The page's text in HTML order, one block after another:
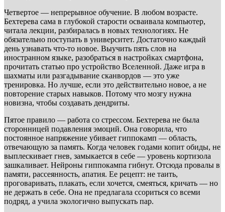
Четвертое — непрерывное обучение. В любом возрасте.
Бехтерева сама в глубокой старости осваивала компьютер,
читала лекции, разбиралась в новых технологиях. Не
обязательно поступать в университет. Достаточно каждый
день узнавать что-то новое. Выучить пять слов на
иностранном языке, разобраться в настройках смартфона,
прочитать статью про устройство Вселенной. Даже игра в
шахматы или разгадывание сканвордов — это уже
тренировка. Но лучше, если это действительно новое, а не
повторение старых навыков. Потому что мозгу нужна
новизна, чтобы создавать дендриты.
Пятое правило — работа со стрессом. Бехтерева не была
сторонницей подавления эмоций. Она говорила, что
постоянное напряжение убивает гиппокамп — область,
отвечающую за память. Когда человек годами копит обиды, не
выплескивает гнев, замыкается в себе — уровень кортизола
зашкаливает. Нейроны гиппокампа гибнут. Отсюда провалы в
памяти, рассеянность, апатия. Ее рецепт: не таить,
проговаривать, плакать, если хочется, смеяться, кричать — но
не держать в себе. Она не предлагала ссориться со всеми
подряд, а учила экологично выпускать пар.